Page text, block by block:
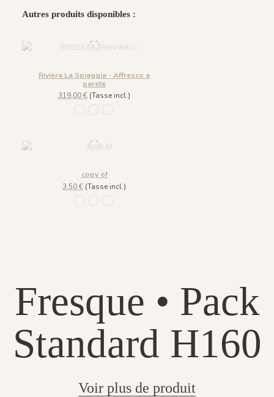
Autres produits disponibles :
Riviera La Spiaggia - Affresco a
parete
319,00 € (Tasse incl.)
copy of
3,50 € (Tasse incl.)
Fresque • Pack
Standard H160
Voir plus de produit